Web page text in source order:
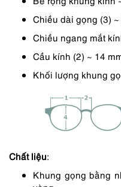
Chiều dài gọng (3)
Chiều ngang mắt
Cầu kính (2) ~ 14
Khối lượng khung
Chất liệu:
Khung gọng bằng